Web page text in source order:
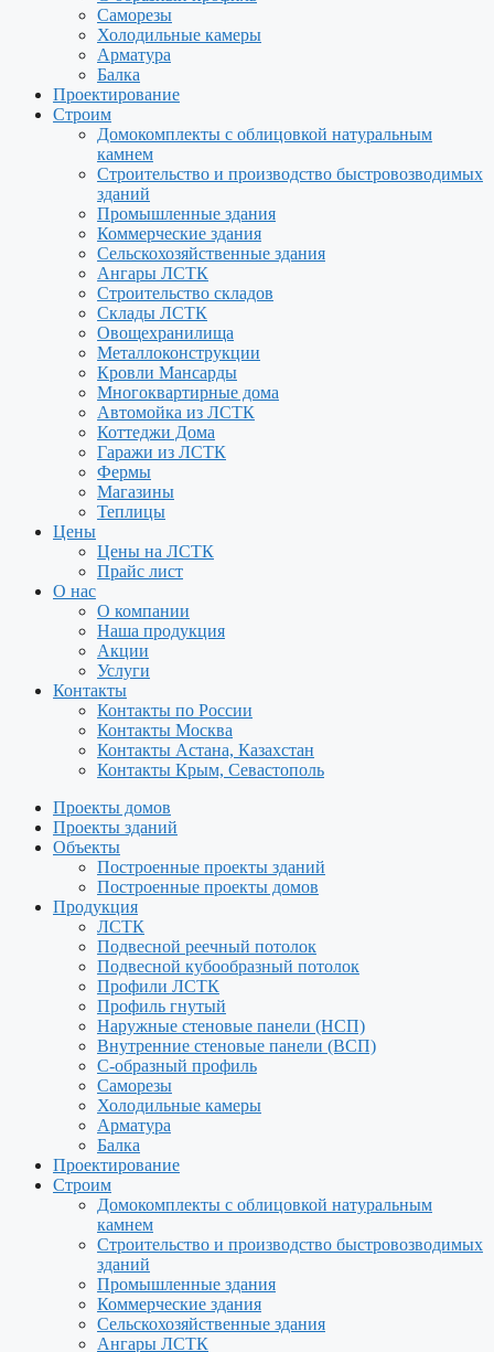
Саморезы
Холодильные камеры
Арматура
Балка
Проектирование
Строим
Домокомплекты с облицовкой натуральным
камнем
Строительство и производство быстровозводимых
зданий
Промышленные здания
Коммерческие здания
Сельскохозяйственные здания
Ангары ЛСТК
Строительство складов
Склады ЛСТК
Овощехранилища
Металлоконструкции
Кровли Мансарды
Многоквартирные дома
Автомойка из ЛСТК
Коттеджи Дома
Гаражи из ЛСТК
Фермы
Магазины
Теплицы
Цены
Цены на ЛСТК
Прайс лист
О нас
О компании
Наша продукция
Акции
Услуги
Контакты
Контакты по России
Контакты Москва
Контакты Астана, Казахстан
Контакты Крым, Севастополь
Проекты домов
Проекты зданий
Объекты
Построенные проекты зданий
Построенные проекты домов
Продукция
ЛСТК
Подвесной реечный потолок
Подвесной кубообразный потолок
Профили ЛСТК
Профиль гнутый
Наружные стеновые панели (НСП)
Внутренние стеновые панели (ВСП)
С-образный профиль
Саморезы
Холодильные камеры
Арматура
Балка
Проектирование
Строим
Домокомплекты с облицовкой натуральным
камнем
Строительство и производство быстровозводимых
зданий
Промышленные здания
Коммерческие здания
Сельскохозяйственные здания
Ангары ЛСТК